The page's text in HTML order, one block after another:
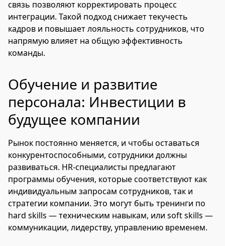
связь позволяют корректировать процесс
интеграции. Такой подход снижает текучесть
кадров и повышает лояльность сотрудников, что
напрямую влияет на общую эффективность
команды.
Обучение и развитие
персонала: Инвестиции в
будущее компании
Рынок постоянно меняется, и чтобы оставаться
конкурентоспособными, сотрудники должны
развиваться. HR-специалисты предлагают
программы обучения, которые соответствуют как
индивидуальным запросам сотрудников, так и
стратегии компании. Это могут быть тренинги по
hard skills — техническим навыкам, или soft skills —
коммуникации, лидерству, управлению временем.